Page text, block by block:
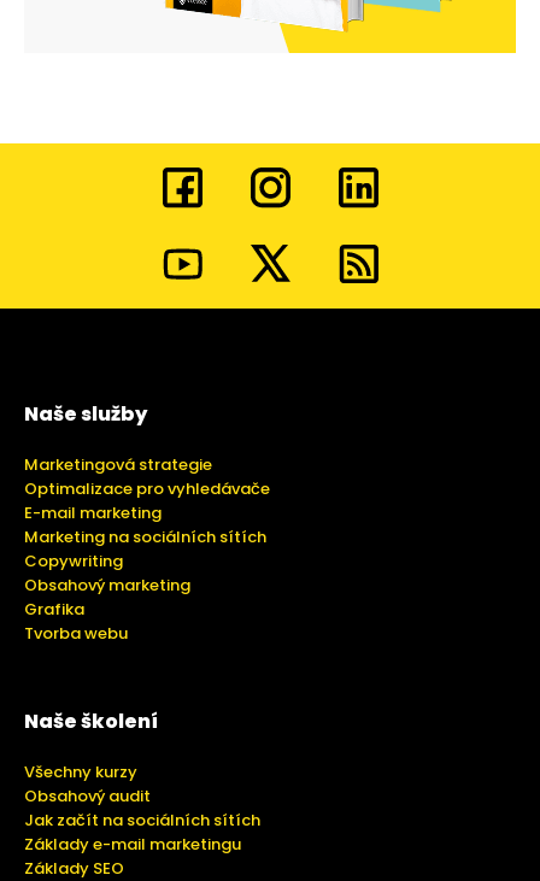
Naše služby
Marketingová strategie
Optimalizace pro vyhledávače
E-mail marketing
Marketing na sociálních sítích
Copywriting
Obsahový marketing
Grafika
Tvorba webu
Naše školení
Všechny kurzy
Obsahový audit
Jak začít na sociálních sítích
Základy e-mail marketingu
Základy SEO